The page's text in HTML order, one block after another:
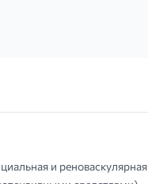
и реноваскулярная